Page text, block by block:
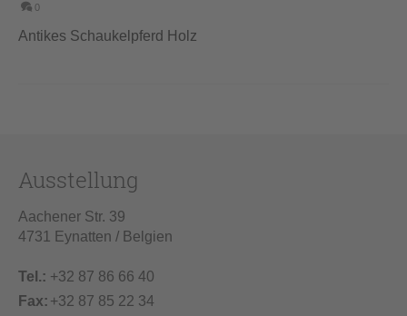
0
Antikes Schaukelpferd Holz
Ausstellung
Aachener Str. 39
4731 Eynatten / Belgien
Tel.: +32 87 86 66 40
Fax: +32 87 85 22 34